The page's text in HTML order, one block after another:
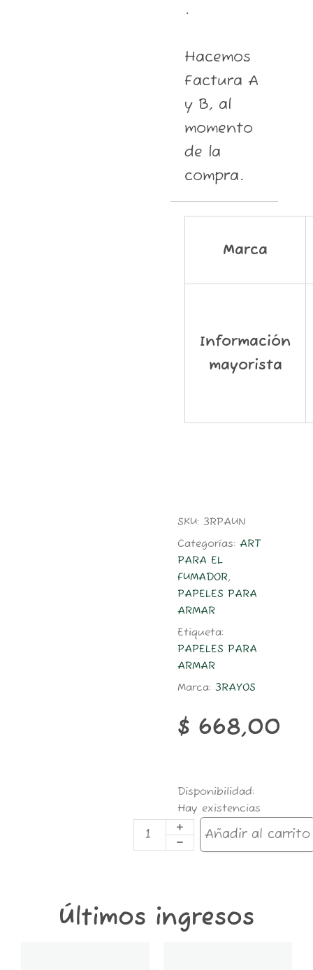
.
Hacemos
Factura A
y B, al
momento
de la
compra.
Marca
Información
mayorista
SKU: 3RPAUN
Categorías: ART
PARA EL
FUMADOR,
PAPELES PARA
ARMAR
Etiqueta:
PAPELES PARA
ARMAR
Marca: 3RAYOS
$ 668,00
Disponibilidad:
Hay existencias
3RAYOS
UNBLEACHED
50H
Añadir al carrito
Últimos ingresos